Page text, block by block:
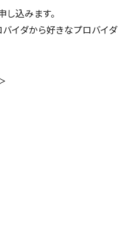
込みます。
イダから好きなプロバイダ